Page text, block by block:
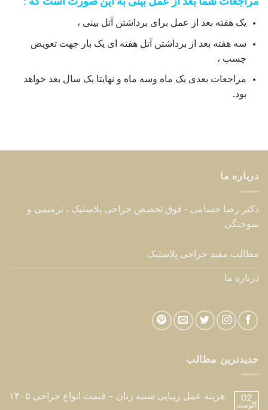
یک هفته بعد از عمل برای برداشتن آتل بینی ،
سه هفته بعد از برداشتن آتل هفته ای یک بار جهت تعویض
چسب ،
مراجعات بعدی یک ماه وسه ماه و نهایتا یک سال بعد خواهد
بود.
درباره ما
دکتر رضا حسامی - فوق تخصص جراحی پلاستیک ، ترمیمی و
سوختگی
مطالب مفید جراحی پلاستیک
درباره ما
جدیدترین مطالب
02
آگوست
هزینه عمل زیبایی سینه زنان – قیمت انواع جراحی ۱۴۰۵